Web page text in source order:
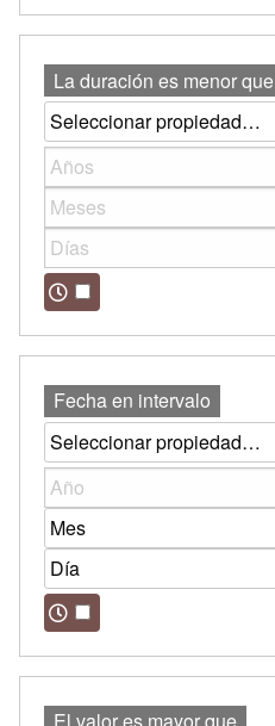
La duración es menor que
Fecha en intervalo
El valor es mayor que